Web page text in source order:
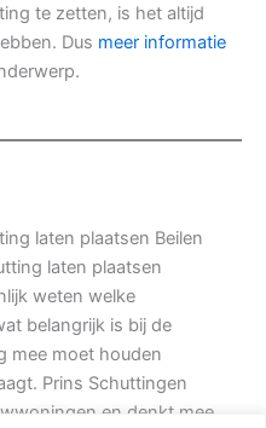
te zetten, is het altijd
Dus meer informatie
laten plaatsen Beilen
laten plaatsen
weten welke
belangrijk is bij de
mee moet houden
Prins Schuttingen
en denkt mee